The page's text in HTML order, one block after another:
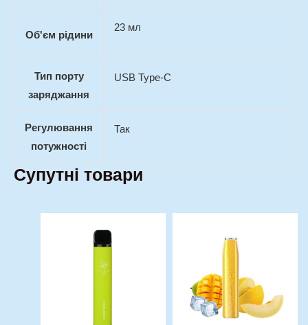
Об'єм рідини
23 мл
Тип порту
заряджання
USB Type-C
Регулювання
потужності
Так
Супутні товари
Параметри
260,00
кілька
варіантів.
Параметри